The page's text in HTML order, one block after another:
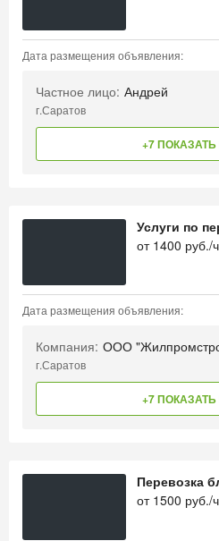
Дата размещения объявления:
Частное лицо: Андрей
г.Саратов
+7
Услуги по
от 1400 руб./
Дата размещения объявления:
Компания: ООО
г.Саратов
+7
Перевозка
от 1500 руб./